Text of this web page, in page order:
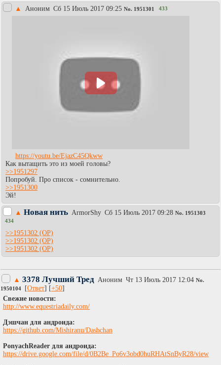
▲ Аноним Сб 15 Июль 2017 09:25 No. 1951301 433
https://youtu.be/EjazC45Qkww
Как вытащить это из моей головы?
>>1951297
Попробуй. Про список - сомнительно.
>>1951300
Эй!
▲ Новая нить АrmоrShy Сб 15 Июль 2017 09:28 No. 1951303
434
>>1951302
>>1951302
>>1951302
▲ 3378 Лучший Тред Аноним Чт 13 Июль 2017 12:04 No.
1950104
[Ответ] [+50]
Cвежие новости:
http://www.equestriadaily.com/
Дэшчан для андроида:
https://github.com/Mishiranu/Dashchan
PonyachReader для андроида:
https://drive.google.com/file/d/0B2Be_Po6v3obd0huRHAtSnByR28/view